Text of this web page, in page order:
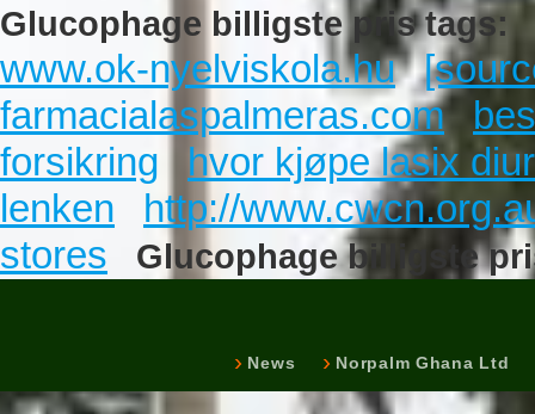
Glucophage billigste pris tags:
www.ok-nyelviskola.hu
farmacialaspalmeras.com
forsikring
hvor kjøpe lasix
lenken
http://
stores
Glucophage billigste
News Norpalm Ghana Ltd